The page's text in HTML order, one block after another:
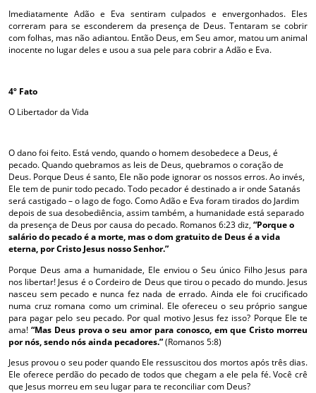
Imediatamente Adão e Eva sentiram culpados e envergonhados. Eles
correram para se esconderem da presença de Deus. Tentaram se cobrir
com folhas, mas não adiantou. Então Deus, em Seu amor, matou um animal
inocente no lugar deles e usou a sua pele para cobrir a Adão e Eva.
4º Fato
O Libertador da Vida
O dano foi feito. Está vendo, quando o homem desobedece a Deus, é
pecado. Quando quebramos as leis de Deus, quebramos o coração de
Deus. Porque Deus é santo, Ele não pode ignorar os nossos erros. Ao invés,
Ele tem de punir todo pecado. Todo pecador é destinado a ir onde Satanás
será castigado – o lago de fogo. Como Adão e Eva foram tirados do Jardim
depois de sua desobediência, assim também, a humanidade está separado
da presença de Deus por causa do pecado. Romanos 6:23 diz, “Porque o
salário do pecado é a morte, mas o dom gratuito de Deus é a vida
eterna, por Cristo Jesus nosso Senhor.”
Porque Deus ama a humanidade, Ele enviou o Seu único Filho Jesus para
nos libertar! Jesus é o Cordeiro de Deus que tirou o pecado do mundo. Jesus
nasceu sem pecado e nunca fez nada de errado. Ainda ele foi crucificado
numa cruz romana como um criminal. Ele ofereceu o seu próprio sangue
para pagar pelo seu pecado. Por qual motivo Jesus fez isso? Porque Ele te
ama! “Mas Deus prova o seu amor para conosco, em que Cristo morreu
por nós, sendo nós ainda pecadores.”(Romanos 5:8)
Jesus provou o seu poder quando Ele ressuscitou dos mortos após três dias.
Ele oferece perdão do pecado de todos que chegam a ele pela fé. Você crê
que Jesus morreu em seu lugar para te reconciliar com Deus?